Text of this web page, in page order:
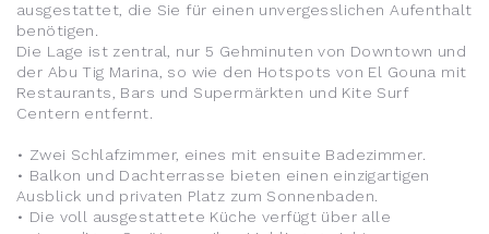
ausgestattet, die Sie für einen unvergesslichen Aufenthalt
benötigen.
Die Lage ist zentral, nur 5 Gehminuten von Downtown und
der Abu Tig Marina, so wie den Hotspots von El Gouna mit
Restaurants, Bars und Supermärkten und Kite Surf
Centern entfernt.
• Zwei Schlafzimmer, eines mit ensuite Badezimmer.
• Balkon und Dachterrasse bieten einen einzigartigen
Ausblick und privaten Platz zum Sonnenbaden.
• Die voll ausgestattete Küche verfügt über alle